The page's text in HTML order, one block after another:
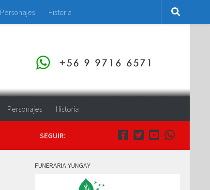
Personajes Historia
Personajes Historia
SEGUIR:
FUNERARIA YUNGAY